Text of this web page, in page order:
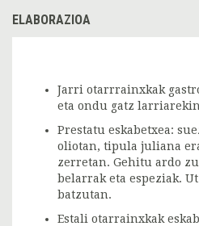
ELABORAZIOA
Jarri otarrrainxkak
eta ondu gatz
Prestatu eskabetxea:
oliotan, tipula juliana
zerretan. Gehitu ardo
belarrak eta espeziak.
batzutan.
Estali otarrainxkak